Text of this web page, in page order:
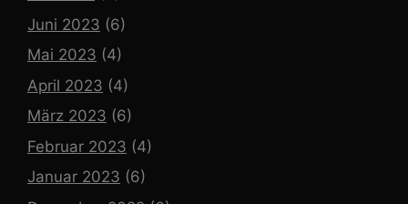
Juni 2023 (6)
Mai 2023 (4)
April 2023 (4)
März 2023 (6)
Februar 2023 (4)
Januar 2023 (6)